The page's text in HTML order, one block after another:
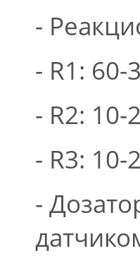
-
- R1:
- R2:
- R3:
-